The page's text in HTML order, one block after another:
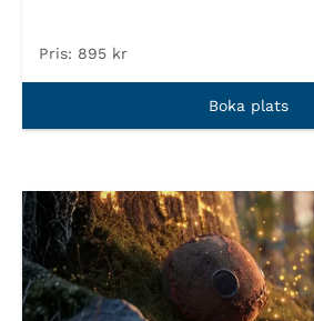
Pris: 895 kr
Boka plats